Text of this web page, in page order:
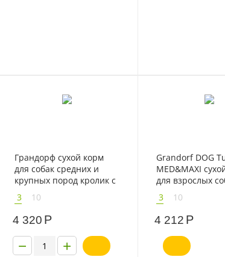
Грандорф сухой корм
для собак средних и
крупных пород кролик с
индейкой
3 10
4 320 Р
+
−
Grandorf DOG
MED&MAXI
для взрослых
средних и
пород с индейкой
3 10
4 212 Р